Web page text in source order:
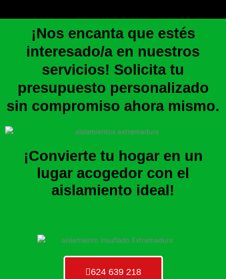
¡Nos encanta que estés
interesado/a en nuestros
servicios! Solicita tu
presupuesto personalizado
sin compromiso ahora mismo.
¡Convierte tu hogar en un
lugar acogedor con el
aislamiento ideal!
624 639 218